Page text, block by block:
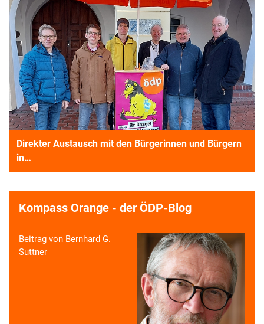
Direkter Austausch mit den Bürgerinnen und Bürgern
in…
Kompass Orange - der ÖDP-Blog
Beitrag von Bernhard G.
Suttner